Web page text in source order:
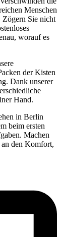
Menschen
Zögern Sie nicht
worauf es
der Kisten
Dank unserer
Hand.
in Berlin
beim ersten
Machen
den Komfort,